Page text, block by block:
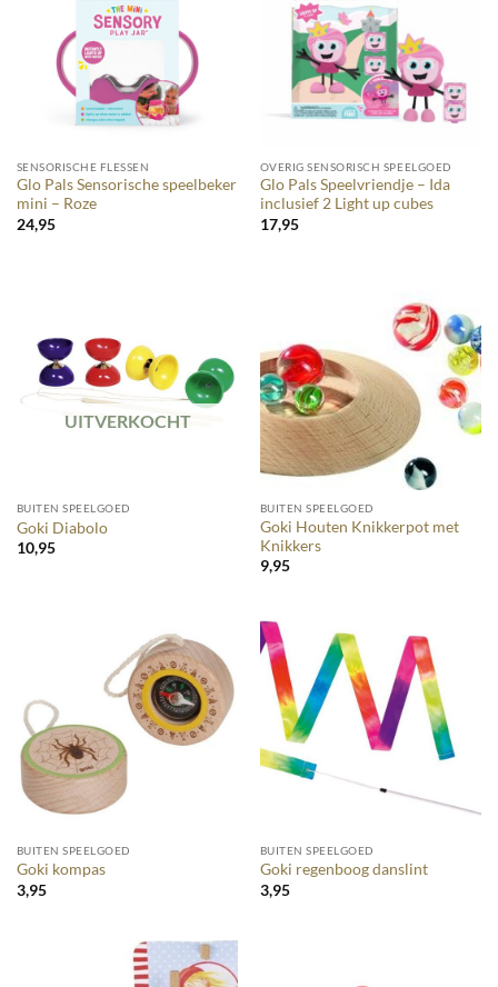
SENSORISCHE FLESSEN
Glo Pals Sensorische speelbeker
mini – Roze
24,95
OVERIG SENSORISCH SPEELGOED
Glo Pals Speelvriendje – Ida
inclusief 2 Light up cubes
17,95
UITVERKOCHT
BUITEN SPEELGOED
Goki Diabolo
10,95
BUITEN SPEELGOED
Goki Houten Knikkerpot met
Knikkers
9,95
BUITEN SPEELGOED
Goki kompas
3,95
BUITEN SPEELGOED
Goki regenboog danslint
3,95